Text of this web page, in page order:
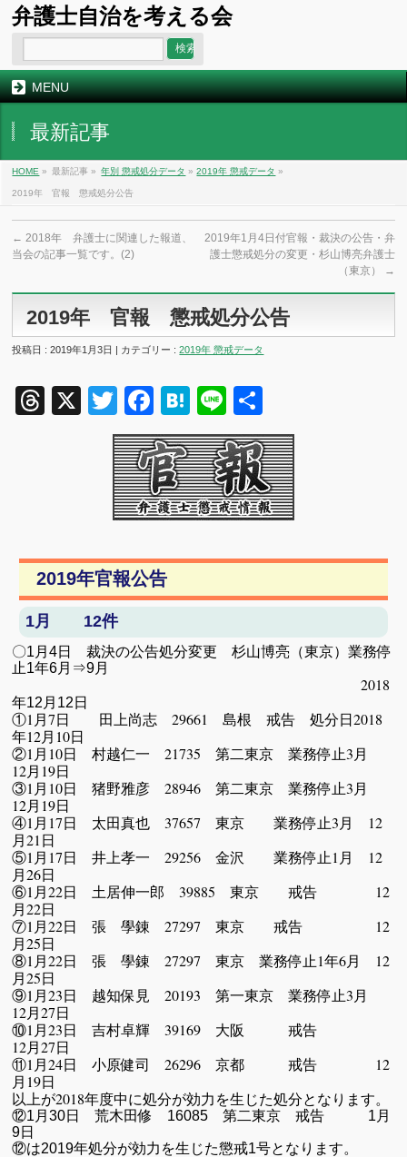
弁護士自治を考える会
MENU
最新記事
HOME » 最新記事 » 年別 懲戒処分データ »2019年 懲戒データ »
2019年 官報 懲戒処分公告
← 2018年 弁護士に関連した報道、
当会の記事一覧です。(2)
2019年1月4日付官報・裁決の公告・弁
護士懲戒処分の変更・杉山博亮弁護士
（東京）
→
2019年 官報 懲戒処分公告
投稿日 : 2019年1月3日 | カテゴリー :2019年 懲戒データ
Threads
X TwitterFacebook
Hatena
Line
有
2019年官報公告
1月 12件
〇1 月4日 裁決の公告処分変更 杉山博亮（東京）業務停
止1年6月⇒9月
2018
年12 月 12日
①1月7日 田上尚志 29661 島根 戒告 処分日2018
年12月10日
②1月10日 村越仁一 21735 第二東京 業務停止3月
12月19日
③1月10日 猪野雅彦 28946 第二東京 業務停止3月
12月19日
④1月17日 太田真也 37657 東京 業務停止3月 12
月21日
⑤1月17日 井上孝一 29256 金沢 業務停止1月 12
月26日
⑥1月22日 土居伸一郎 39885 東京 戒告 12
月22日
⑦1月22日 張 學錬 27297 東京 戒告 12
月25日
⑧1月22日 張 學錬 27297 東京 業務停止1年6月 12
月25日
⑨1月23日 越知保見 20193 第一東京 業務停止3月
12月27日
⑩1月23日 吉村卓輝 39169 大阪 戒告
12月27日
⑪1月24日 小原健司 26296 京都 戒告 12
月19日
以上が2018年度中に処分が効力を生じた処分となります。
⑫1月30日 荒木田修 16085 第二東京 戒告 1月
9日
⑫は2019年処分が効力を生じた懲戒1号となります。